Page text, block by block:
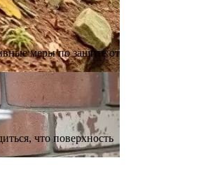
меры по защите от
что поверхность